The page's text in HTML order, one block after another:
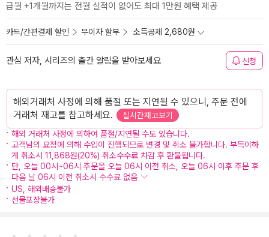
급월 +1개월까지는 전월 실적이 없어도 최대 1만원 혜택 제공
카드/간편결제 할인 무이자 할부 소득공제 2,680원
관심 저자, 시리즈의 출간 알림을 받아보세요 신청
해외거래처 사정에 의해 품절 또는 지연될 수 있으니, 주문 전에
거래처 재고를 참고하세요.
실시간재고보기
해외 거래처 사정에 의하여 품절/지연될 수도 있습니다.
고객님의 요청에 의해 수입이 진행되므로 변경 및 취소 불가합니다. 부득이하
게 취소시 11,868원(20%) 취소수수료 차감 후 환불됩니다.
단, 오늘 00시~06시 주문을 오늘 06시 이전 취소, 오늘 06시 이후 주문 후
다음 날 06시 이전 취소시 수수료 없음
US, 해외배송불가
선물포장불가